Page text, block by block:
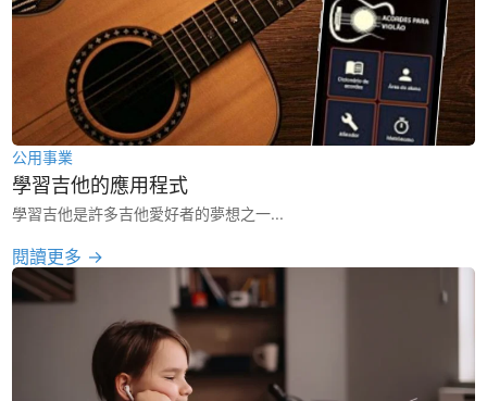
公用事業
學習吉他的應用程式
學習吉他是許多吉他愛好者的夢想之一...
閱讀更多 →